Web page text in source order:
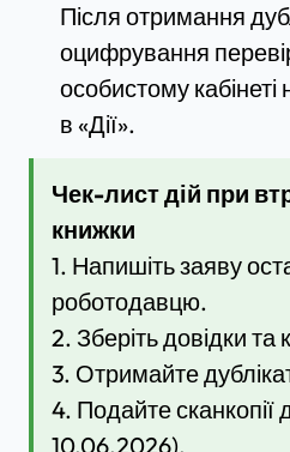
Після отримання
оцифрування
особистому
в «Дії».
Чек-лист дій при
книжки
1. Напишіть заяву
роботодавцю.
2. Зберіть довідки та
3. Отримайте
4. Подайте
10.06.2026).